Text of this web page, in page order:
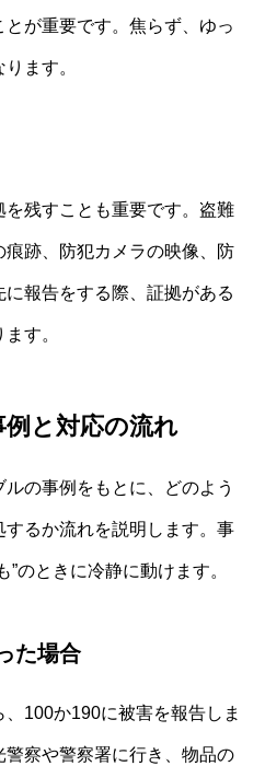
が重要です。焦らず、ゆっ
ます。
残すことも重要です。盗難
跡、防犯カメラの映像、防
報告をする際、証拠がある
す。
と対応の流れ
の事例をもとに、どのよう
るか流れを説明します。事
のときに冷静に動けます。
た場合
100か190に被害を報告しま
察や警察署に行き、物品の